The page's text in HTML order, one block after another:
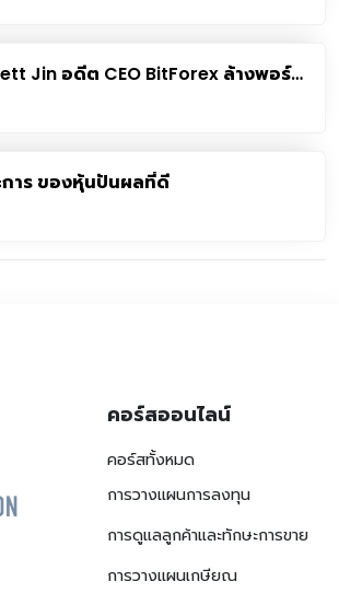
Jin อดีต CEO BitForex ล้างพอร์ต
เหลือเศษเงิน 53 ดอลลาร์
าร ของหุ้นปันผลที่ดี
คอร์สออนไลน์
คอร์สทั้งหมด
การวางแผนการลงทุน
การดูแลลูกค้าและทักษะการขาย
การวางแผนเกษียณ